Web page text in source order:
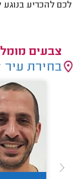
לכם להכריע בנוגע
צבעים
בחירת עיר